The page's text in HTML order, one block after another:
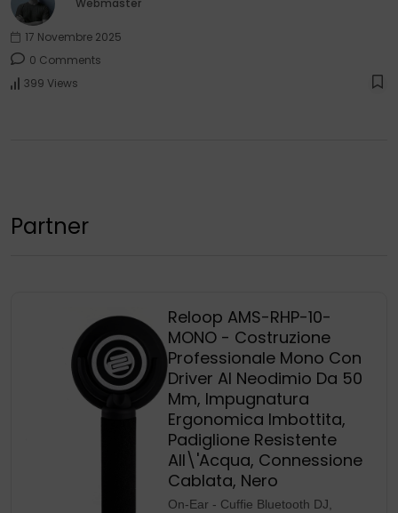
17 Novembre 2025
0 Comments
399 Views
Partner
Reloop AMS-RHP-10-
MONO - Costruzione
Professionale Mono Con
Driver Al Neodimio Da 50
Mm, Impugnatura
Ergonomica Imbottita,
Padiglione Resistente
All\'Acqua, Connessione
Cablata, Nero
On-Ear - Cuffie Bluetooth DJ,